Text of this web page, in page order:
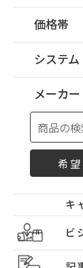
価格帯
システム
メーカー
キ
ビ